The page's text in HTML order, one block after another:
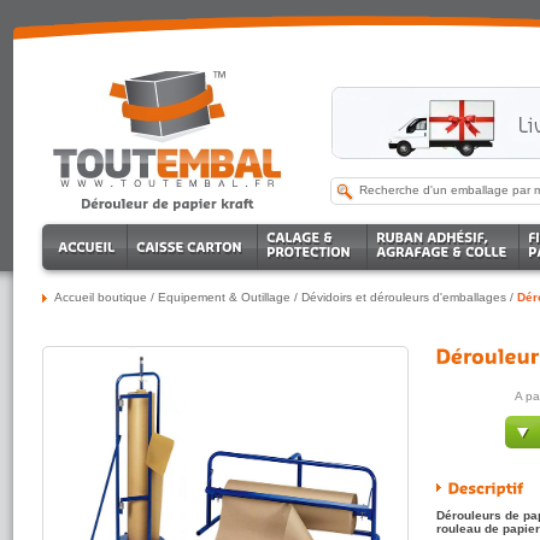
Accueil boutique / Equipement & Outillage / Dévidoirs et dérouleurs d'emballages /
A
Dérouleurs de
rouleau de